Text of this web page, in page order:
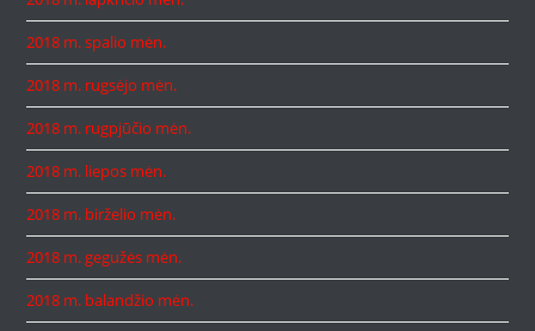
2018 m. spalio mėn.
2018 m. rugsėjo mėn.
2018 m. rugpjūčio mėn.
2018 m. liepos mėn.
2018 m. birželio mėn.
2018 m. gegužės mėn.
2018 m. balandžio mėn.